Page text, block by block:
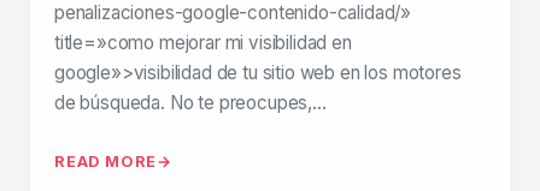
penalizaciones-google-contenido-calidad/»
title=»como mejorar mi visibilidad en
google»>visibilidad de tu sitio web en los motores
de búsqueda. No te preocupes,…
READ MORE